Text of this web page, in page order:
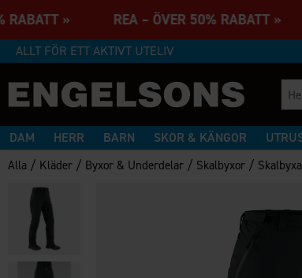
RABATT » REA – ÖVER 50%
ALLT FÖR ETT AKTIVT UTELIV
DAM HERR BARN SKOR & KÄNGOR
Alla / Kläder / Byxor & Underdelar / Skalbyxor /